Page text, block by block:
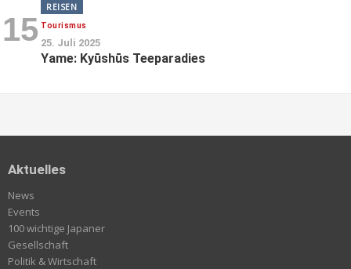
15
REISEN
Tourismus
25. Juli 2025
Yame: Kyūshūs Teeparadies
Aktuelles
News
Events
100 wichtige Japaner
Gesellschaft
Politik & Wirtschaft